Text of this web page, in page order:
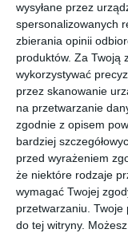
wysyłane przez
spersonalizowanych
zbierania opinii
produktów. Za Twoją
wykorzystywać
przez skanowanie
na przetwarzanie
zgodnie z opisem
bardziej
przed wyrażeniem
że niektóre rodzaje
wymagać Twojej
przetwarzaniu.
do tej witryny.
[ książka, e-book ]
Park
Marconie
go
Ake Edwardson
[
Ake
[ e-book ]
Słońce i
cień
Ake Edwardson
[
Ake